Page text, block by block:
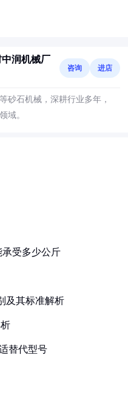
润机械厂
咨询 进店
砂石机械，深耕行业多年，
域。
受多少公斤
及其标准解析
替代型号